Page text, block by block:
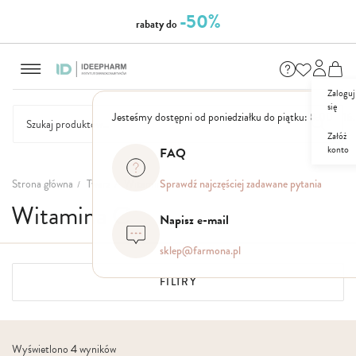
rabaty do -50%
do
treści
Jesteśmy dostępni od poniedziałku do piątku: 8.00 -
FAQ
Sprawdź najczęściej zadawane pytania
Napisz e-mail
sklep@farmona.pl
Zaloguj
się
Załóż
konto
NASZE
Strona główna Twarz Witamina C
Witamina C
Wyświetlono4wyników
FILTRY